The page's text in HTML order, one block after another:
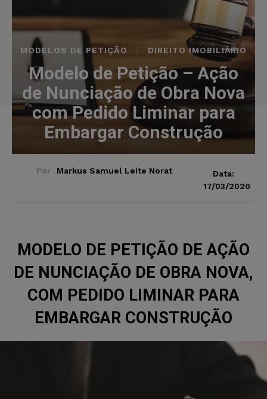
MODELOS DE PETIÇÃO DIREITO IMOBILIÁRIO
Modelo de Petição – Ação
de Nunciação de Obra Nova
com Pedido Liminar para
Embargar Construção
Por Markus Samuel Leite Norat
Data:
17/03/2020
MODELO DE PETIÇÃO DE AÇÃO
DE NUNCIAÇÃO DE OBRA NOVA,
COM PEDIDO LIMINAR PARA
EMBARGAR CONSTRUÇÃO